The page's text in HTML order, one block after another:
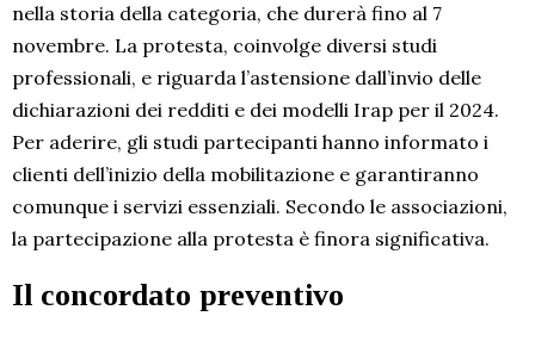
nella storia della categoria, che durerà fino al 7
novembre. La protesta, coinvolge diversi studi
professionali, e riguarda l’astensione dall’invio delle
dichiarazioni dei redditi e dei modelli Irap per il 2024.
Per aderire, gli studi partecipanti hanno informato i
clienti dell’inizio della mobilitazione e garantiranno
comunque i servizi essenziali. Secondo le associazioni,
la partecipazione alla protesta è finora significativa.
Il concordato preventivo